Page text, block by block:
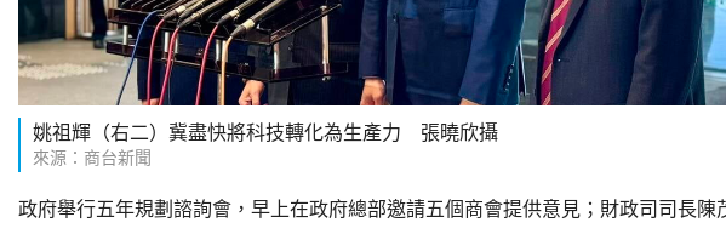
姚祖輝（右二）冀盡快將科技轉化為生產力 張曉欣攝
來源：商台新聞
政府舉行五年規劃諮詢會，早上在政府總部邀請五個商會提供意見；財政司司長陳